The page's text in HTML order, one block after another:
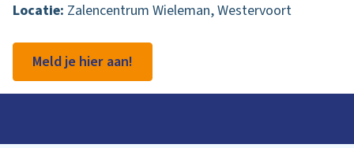
Locatie: Zalencentrum Wieleman, Westervoort
Meld je hier aan!